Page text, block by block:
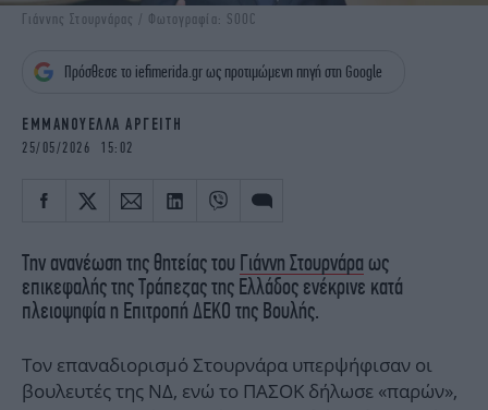
iBOOKS
ΖΩΔΙΑ
MEDIA
ELAMEFORA
NEWSLETTER
Γιάννης Στουρνάρας / Φωτογραφία: SOOC
Πρόσθεσε το iefimerida.gr ως προτιμώμενη πηγή στη Google
ΕΜΜΑΝΟΥΕΛΛΑ ΑΡΓΕΙΤΗ
25/05/2026 15:02
Την ανανέωση της θητείας του Γιάννη Στουρνάρα ως
επικεφαλής της Τράπεζας της Ελλάδος ενέκρινε κατά
πλειοψηφία η Επιτροπή ΔΕΚΟ της Βουλής.
Τον επαναδιορισμό Στουρνάρα υπερψήφισαν οι
βουλευτές της ΝΔ, ενώ το ΠΑΣΟΚ δήλωσε «παρών»,